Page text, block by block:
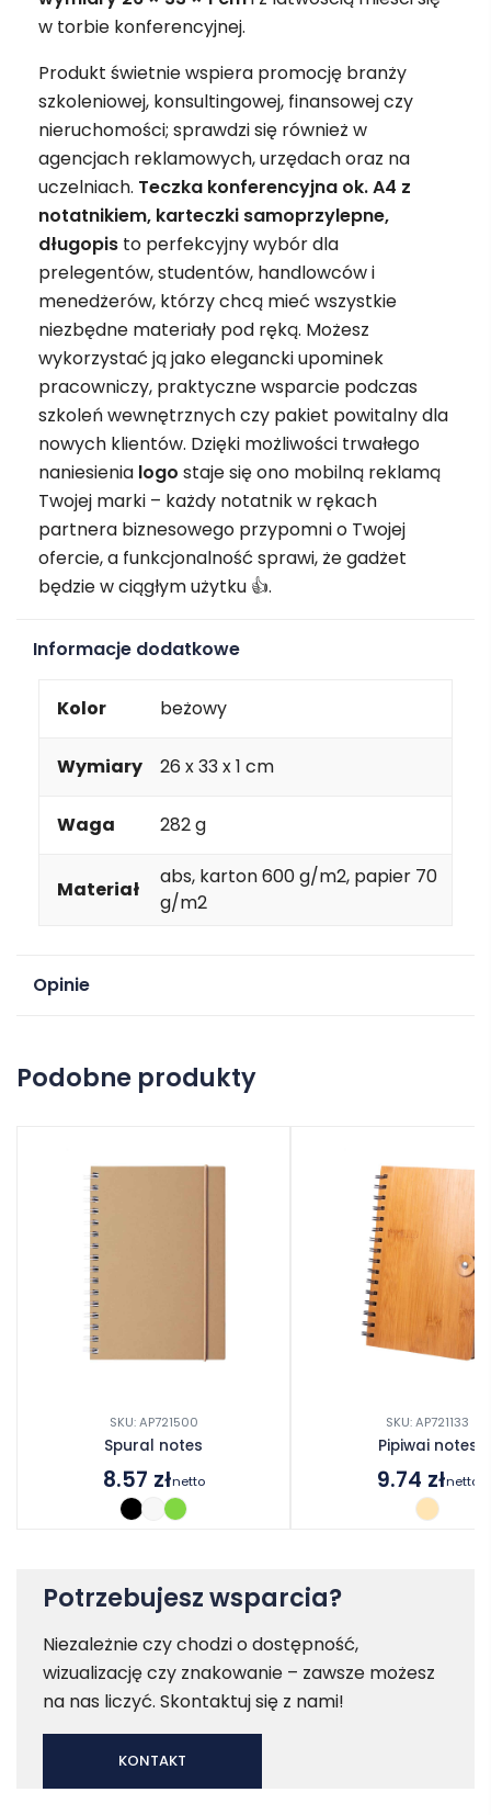
w torbie konferencyjnej.
Produkt świetnie wspiera promocję branży
szkoleniowej, konsultingowej, finansowej czy
nieruchomości; sprawdzi się również w
agencjach reklamowych, urzędach oraz na
uczelniach. Teczka konferencyjna ok. A4 z
notatnikiem, karteczki samoprzylepne,
długopis to perfekcyjny wybór dla
prelegentów, studentów, handlowców i
menedżerów, którzy chcą mieć wszystkie
niezbędne materiały pod ręką. Możesz
wykorzystać ją jako elegancki upominek
pracowniczy, praktyczne wsparcie podczas
szkoleń wewnętrznych czy pakiet powitalny dla
nowych klientów. Dzięki możliwości trwałego
naniesienia logo staje się ono mobilną reklamą
Twojej marki – każdy notatnik w rękach
partnera biznesowego przypomni o Twojej
ofercie, a funkcjonalność sprawi, że gadżet
będzie w ciągłym użytku 👍.
Informacje dodatkowe
Kolor beżowy
Wymiary 26 x 33 x 1 cm
Waga 282 g
Materiał
abs, karton 600 g/m2, papier 70
g/m2
Opinie
Podobne produkty
SKU: AP721500
Spural notes
8.57 złnetto
SKU: AP721133
Pipiwai notes
9.74 złnetto
Potrzebujesz wsparcia?
Niezależnie czy chodzi o dostępność,
wizualizację czy znakowanie – zawsze możesz
na nas liczyć. Skontaktuj się z nami!
KONTAKT